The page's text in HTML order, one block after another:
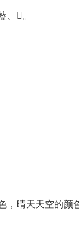
𦾐。
，晴天天空的颜